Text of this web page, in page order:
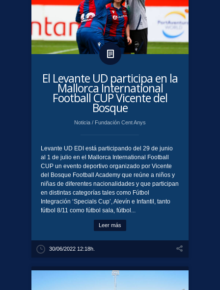
​El Levante UD participa en la
Mallorca International
Football CUP Vicente del
Bosque
Noticia / Fundación Cent Anys
Levante UD EDI está participando del 29 de junio
al 1 de julio en el Mallorca International Football
CUP un evento deportivo organizado por Vicente
del Bosque Football Academy que reúne a niños y
niñas de diferentes nacionalidades y que participan
en distintas categorías tales como Fútbol
Integración ‘Specials Cup’, Alevín e Infantil, tanto
fútbol 8/11 como fútbol sala, fútbol...
Leer más
30/06/2022 12:18h.